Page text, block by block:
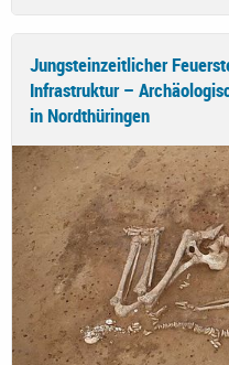
Jungsteinzeitlicher
Infrastruktur –
in Nordthüringen